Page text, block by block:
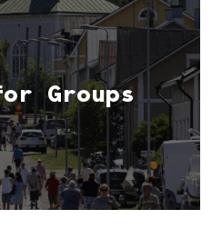
Groups